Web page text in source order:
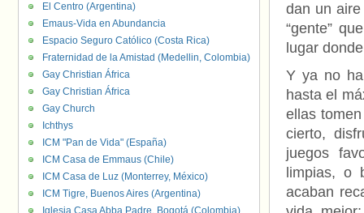
dan un
“gente”
lugar
Y ya no
hasta el
ellas
cierto,
juegos
limpias, o
acaban
El Centro (Argentina)
Emaus-Vida en Abundancia
Espacio Seguro Católico (Costa Rica)
Fraternidad de la Amistad (Medellin, Colombia)
Gay Christian África
Gay Christian África
Gay Church
Ichthys
ICM "Pan de Vida" (España)
ICM Casa de Emmaus (Chile)
ICM Casa de Luz (Monterrey, México)
ICM Tigre, Buenos Aires (Argentina)
Iglesia Casa Abba Padre. Bogotá (Colombia)